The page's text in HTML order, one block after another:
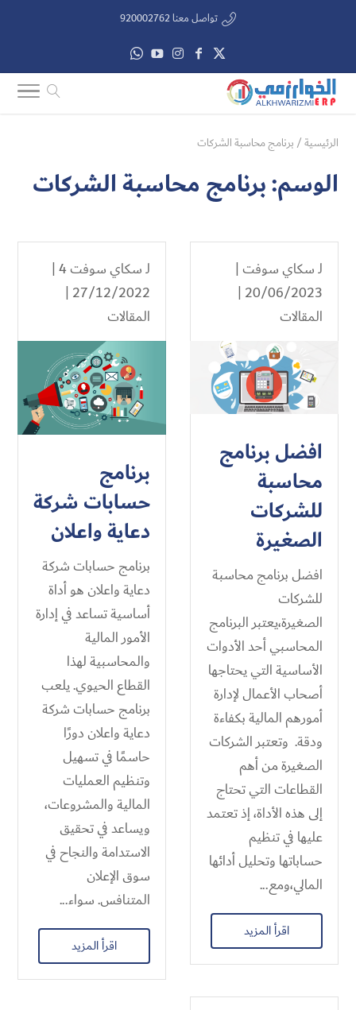
تواصل معنا 920002762
الرئيسية/ برنامج محاسبة الشركات
الوسم:برنامج محاسبة الشركات
لـسكاي سوفت |
20/06/2023 |
المقالات
افضل برنامج
محاسبة
للشركات
الصغيرة
افضل برنامج محاسبة
للشركات
الصغيرة،يعتبر البرنامج
المحاسبي أحد الأدوات
الأساسية التي يحتاجها
أصحاب الأعمال لإدارة
أمورهم المالية بكفاءة
ودقة. وتعتبر الشركات
الصغيرة من أهم
القطاعات التي تحتاج
إلى هذه الأداة، إذ تعتمد
عليها في تنظيم
حساباتها وتحليل أدائها
المالي،ومع...
اقرأ المزيد
لـسكاي سوفت 4
|
27/12/2022 |
المقالات
برنامج
حسابات شركة
دعاية واعلان
برنامج حسابات شركة
دعاية واعلان هو أداة
أساسية تساعد في إدارة
الأمور المالية
والمحاسبية لهذا
القطاع الحيوي. يلعب
برنامج حسابات شركة
دعاية واعلان دورًا
حاسمًا في تسهيل
وتنظيم العمليات
المالية والمشروعات،
ويساعد في تحقيق
الاستدامة والنجاح في
سوق الإعلان
المتنافس. سواء...
اقرأ المزيد